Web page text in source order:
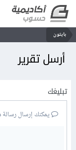
بايثون
أرسل تقرير
تبليغك
يمكنك إرسال رسالة